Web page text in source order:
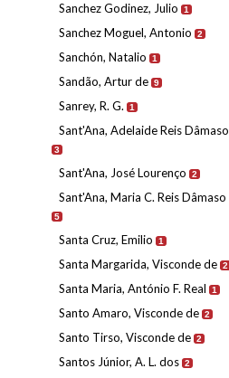
Sanchez Godinez, Julio 1
Sanchez Moguel, Antonio 2
Sanchón, Natalio 1
Sandão, Artur de 9
Sanrey, R. G. 1
Sant'Ana, Adelaide Reis Dâmaso
3
Sant'Ana, José Lourenço 2
Sant'Ana, Maria C. Reis Dâmaso
5
Santa Cruz, Emilio 1
Santa Margarida, Visconde de 2
Santa Maria, António F. Real 1
Santo Amaro, Visconde de 2
Santo Tirso, Visconde de 2
Santos Júnior, A. L. dos 2